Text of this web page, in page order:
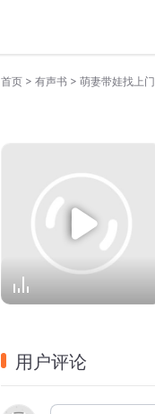
首页 > 有声书 > 萌妻带娃找上门
用户评论